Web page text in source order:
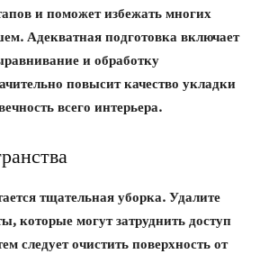
и поможет избежать многих
Адекватная подготовка включает
и обработку
повысит качество укладки
всего интерьера.
тщательная уборка. Удалите
которые могут затруднить доступ
следует очистить поверхность от